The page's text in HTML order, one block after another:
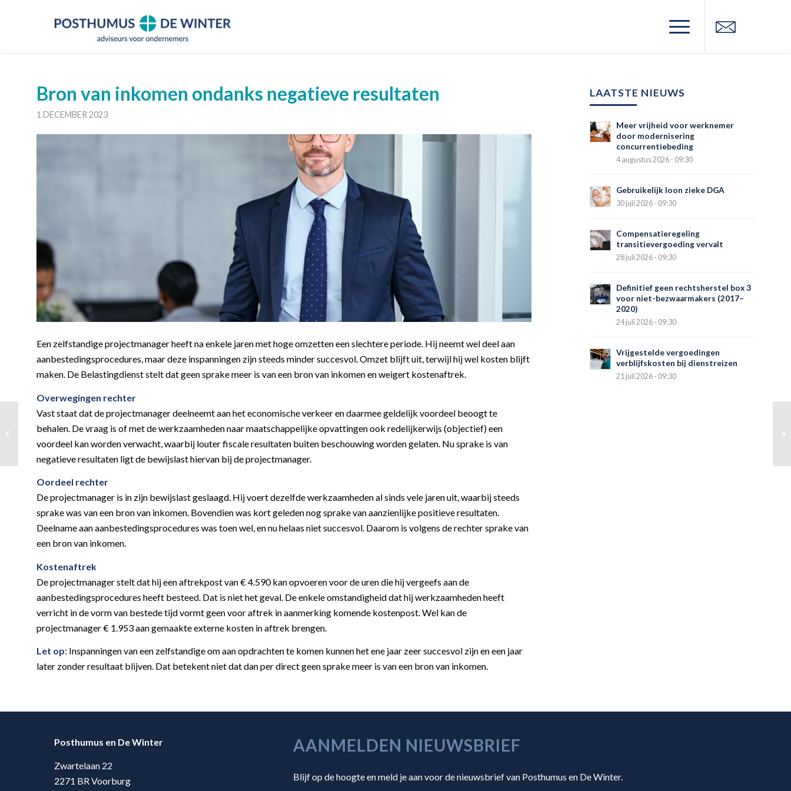
Bron van inkomen ondanks negatieve resultaten
1 DECEMBER 2023
Een zelfstandige projectmanager heeft na enkele jaren met hoge omzetten een slechtere periode. Hij neemt wel deel aan
aanbestedingsprocedures, maar deze inspanningen zijn steeds minder succesvol. Omzet blijft uit, terwijl hij wel kosten blijft
maken. De Belastingdienst stelt dat geen sprake meer is van een bron van inkomen en weigert kostenaftrek.
Overwegingen rechter
Vast staat dat de projectmanager deelneemt aan het economische verkeer en daarmee geldelijk voordeel beoogt te
behalen. De vraag is of met de werkzaamheden naar maatschappelijke opvattingen ook redelijkerwijs (objectief) een
voordeel kan worden verwacht, waarbij louter fiscale resultaten buiten beschouwing worden gelaten. Nu sprake is van
negatieve resultaten ligt de bewijslast hiervan bij de projectmanager.
Oordeel rechter
De projectmanager is in zijn bewijslast geslaagd. Hij voert dezelfde werkzaamheden al sinds vele jaren uit, waarbij steeds
sprake was van een bron van inkomen. Bovendien was kort geleden nog sprake van aanzienlijke positieve resultaten.
Deelname aan aanbestedingsprocedures was toen wel, en nu helaas niet succesvol. Daarom is volgens de rechter sprake van
een bron van inkomen.
Kostenaftrek
De projectmanager stelt dat hij een aftrekpost van € 4.590 kan opvoeren voor de uren die hij vergeefs aan de
aanbestedingsprocedures heeft besteed. Dat is niet het geval. De enkele omstandigheid dat hij werkzaamheden heeft
verricht in de vorm van bestede tijd vormt geen voor aftrek in aanmerking komende kostenpost. Wel kan de
projectmanager € 1.953 aan gemaakte externe kosten in aftrek brengen.
Let op: Inspanningen van een zelfstandige om aan opdrachten te komen kunnen het ene jaar zeer succesvol zijn en een jaar
later zonder resultaat blijven. Dat betekent niet dat dan per direct geen sprake meer is van een bron van inkomen.
LAATSTE NIEUWS
Meer vrijheid voor werknemer
door modernisering
concurrentiebeding
4 augustus 2026 - 09:30
Gebruikelijk loon zieke DGA
30 juli 2026 - 09:30
Compensatieregeling
transitievergoeding vervalt
28 juli 2026 - 09:30
Definitief geen rechtsherstel box 3
voor niet-bezwaarmakers (2017–
2020)
24 juli 2026 - 09:30
Vrijgestelde vergoedingen
verblijfskosten bij dienstreizen
21 juli 2026 - 09:30
Posthumus en De Winter
Zwartelaan 22
2271 BR Voorburg
AANMELDEN NIEUWSBRIEF
Blijf op de hoogte en meld je aan voor de nieuwsbrief van Posthumus en De Winter.
Outplacementkosten
onbelast vergoeden